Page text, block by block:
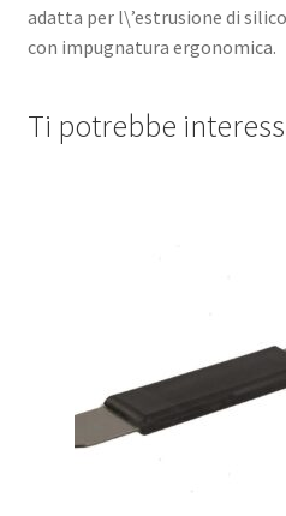
adatta per l\’estrusione di
con impugnatura ergonomica.
Ti potrebbe